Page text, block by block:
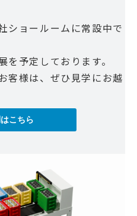
ショールームに常設中で
予定しております。
客様は、ぜひ見学にお越
こちら